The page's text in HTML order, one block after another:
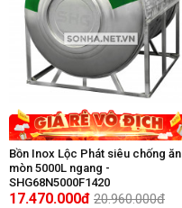
Bồn Inox Lộc Phát siêu chống ăn
mòn 5000L ngang -
SHG68N5000F1420
17.470.000đ 20.960.000đ